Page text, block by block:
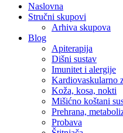
Naslovna
Stručni skupovi
Arhiva skupova
Blog
Apiterapija
Dišni sustav
Imunitet i alergije
Kardiovaskularno
Koža, kosa, nokti
Mišićno koštani
Prehrana,
Probava